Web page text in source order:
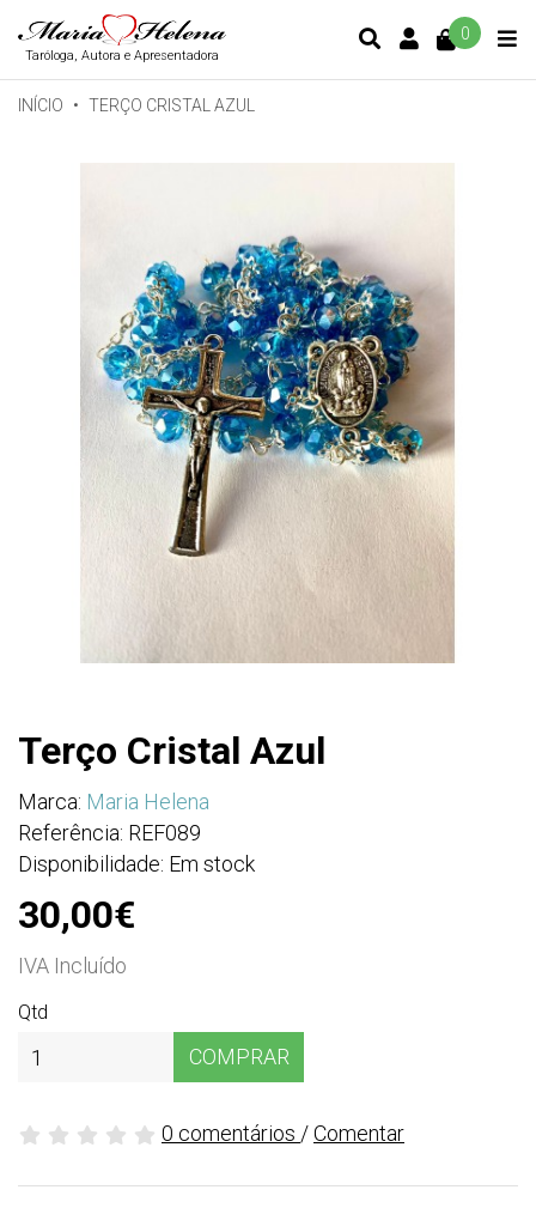
Taróloga, Autora e Apresentadora
CONTA DE
0
INÍCIO TERÇO CRISTAL AZUL
Terço Cristal Azul
Marca: Maria Helena
Referência: REF089
Disponibilidade: Em stock
30,00€
IVA Incluído
Qtd
COMPRAR
0 comentários /Comentar